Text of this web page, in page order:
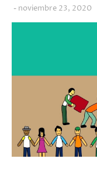
noviembre 23, 2020